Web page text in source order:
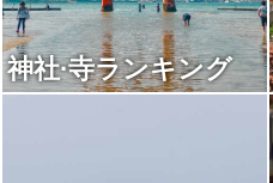
神社·寺ランキング